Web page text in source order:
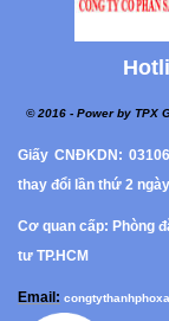
© 2016 - Power by TPX
Giấy CNĐKDN:
thay đổi lần thứ 2
Cơ quan cấp: Phòng
tư TP.HCM
Email: